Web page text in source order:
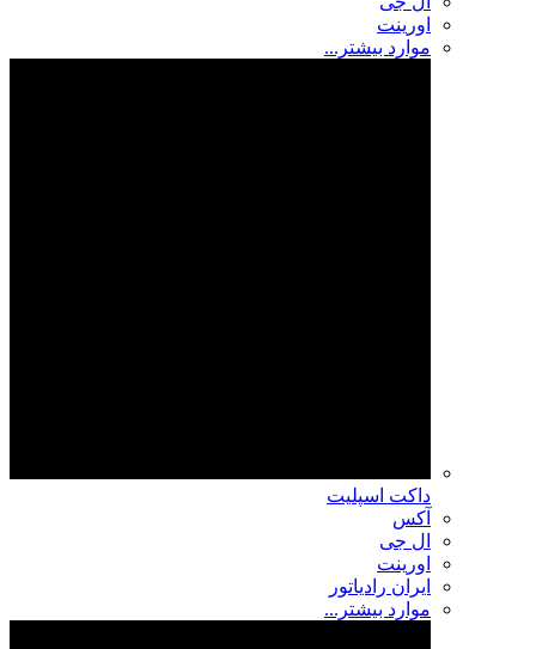
اورینت
موارد بیشتر...
داکت اسپلیت
آکس
ال جی
اورینت
ایران رادیاتور
موارد بیشتر...